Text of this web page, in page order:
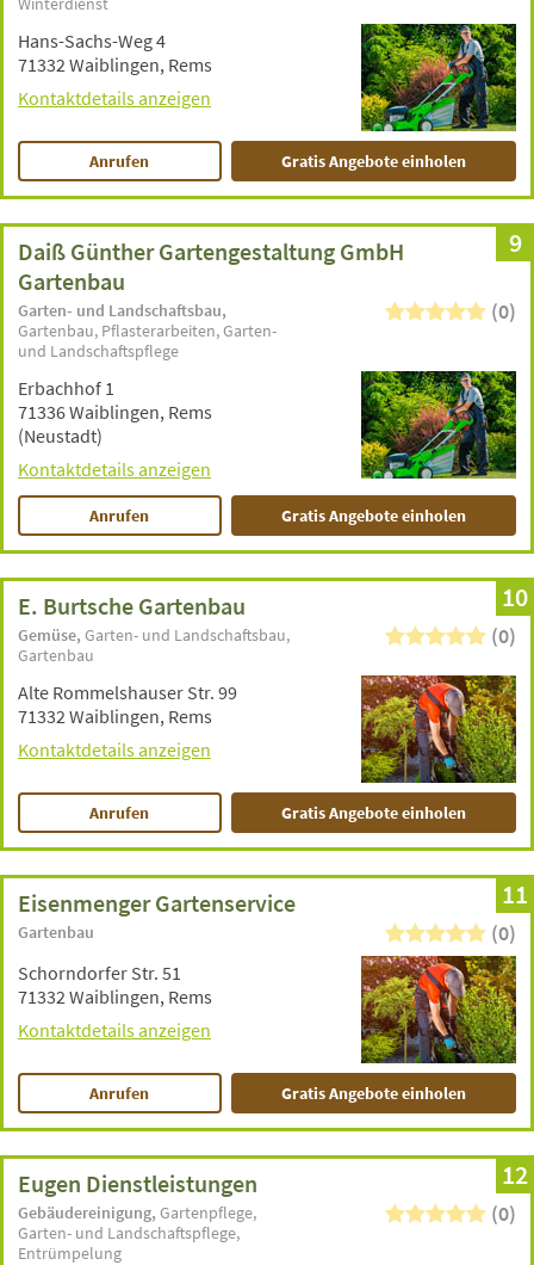
Hans-Sachs-Weg 4
71332 Waiblingen, Rems
Kontaktdetails anzeigen
Anrufen Gratis Angebote einholen
9
Daiß Günther Gartengestaltung GmbH
Gartenbau
Garten- und Landschaftsbau
Gartenbau Pflasterarbeiten Garten-
und Landschaftspflege
(0)
Erbachhof 1
71336 Waiblingen, Rems
(Neustadt)
Kontaktdetails anzeigen
Anrufen Gratis Angebote einholen
10
E. Burtsche Gartenbau
Gemüse Garten- und Landschaftsbau
Gartenbau
(0)
Alte Rommelshauser Str. 99
71332 Waiblingen, Rems
Kontaktdetails anzeigen
Anrufen Gratis Angebote einholen
11
Eisenmenger Gartenservice
Gartenbau (0)
Schorndorfer Str. 51
71332 Waiblingen, Rems
Kontaktdetails anzeigen
Anrufen Gratis Angebote einholen
12
Eugen Dienstleistungen
Gebäudereinigung Gartenpflege
Garten- und Landschaftspflege
Entrümpelung
(0)